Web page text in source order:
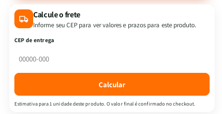
Montessori
|
Meu
Primeiro
de
|
Chiara
Montessori
|
Meu
|
Chiara
Calcule o frete
Informe seu CEP para ver valores e prazos para este produto.
CEP de entrega
Calcular
Estimativa para 1 unidade deste produto. O valor final é confirmado no checkout.